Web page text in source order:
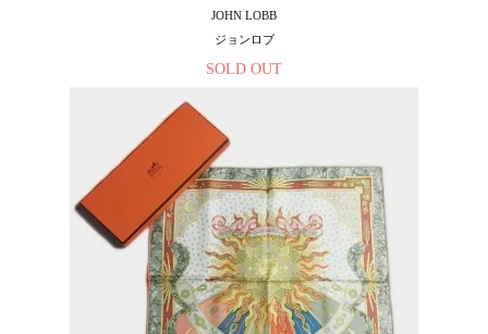
JOHN LOBB
ジョンロブ
SOLD OUT